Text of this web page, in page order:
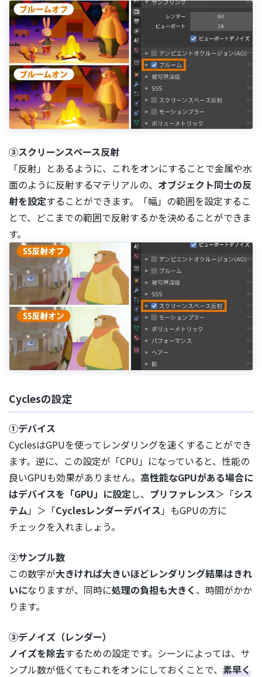
③スクリーンスペース反射
「反射」とあるように、これをオンにすることで金属や水
面のように反射するマテリアルの、 オブジェクト同士の反
射を設定することができます。「幅」の範囲を設定するこ
とで、どこまでの範囲で反射するかを決めることができま
す。
Cyclesの設定
①デバイス
CyclesはGPUを使ってレンダリングを速くすることができ
ます。逆に、この設定が「CPU」になっていると、性能の
良いGPUも効果がありません。 高性能なGPUがある場合に
はデバイスを「GPU」に設定し、 プリファレンス＞「シス
テム」＞「Cyclesレンダーデバイス」もGPUの方に
チェックを入れましょう。
②サンプル数
この数字が大きければ大きいほどレンダリング結果はきれ
いになりますが、同時に処理の負担も大きく 、時間がかか
ります。
③デノイズ（レンダー）
ノイズを除去するための設定です。シーンによっては、サ
ンプル数が低くてもこれをオンにしておくことで、 素早く